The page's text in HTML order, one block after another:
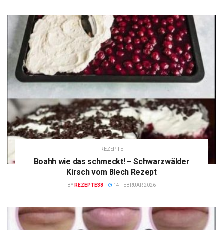
REZEPTE
Boahh wie das schmeckt! – Schwarzwälder
Kirsch vom Blech Rezept
BY REZEPTE38 14 FEBRUAR 2026